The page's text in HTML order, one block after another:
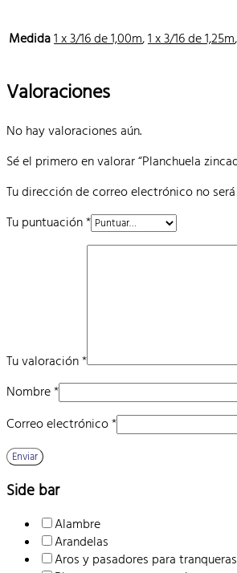
Medida1 x 3/16 de 1,00m,1 x 3/16 de 1,25m,
Valoraciones
No hay valoraciones aún.
Sé el primero en valorar “Planchuela
Tu dirección de correo electrónico no
Tu puntuación*
Tu valoración*
Nombre*
Correo electrónico*
Side bar
Alambre
Arandelas
Aros y pasadores para tranqueras